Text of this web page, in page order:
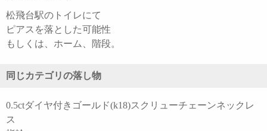
松飛台駅のトイレにて
ピアスを落とした可能性
もしくは、ホーム、階段。
同じカテゴリの落し物
0.5ctダイヤ付きゴールド(k18)スクリューチェーンネックレ
ス